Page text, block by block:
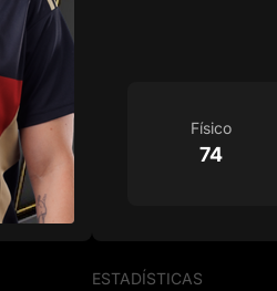
Físico
74
ESTADÍSTICAS